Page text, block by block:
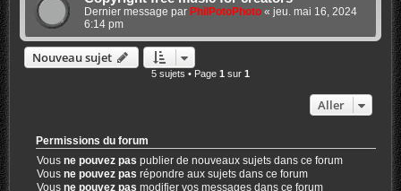
Dernier message par PhilPotoPhoto« jeu. mai 16, 2024
6:14 pm
Nouveau sujet
5 sujets • Page 1 sur 1
Aller
Permissions du forum
Vousne pouvez pas publier de nouveaux sujets dans ce forum
Vousne pouvez pas répondre aux sujets dans ce forum
Vousne pouvez pas modifier vos messages dans ce forum